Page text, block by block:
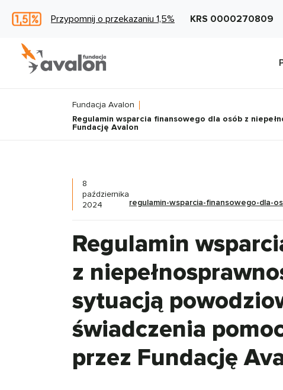
Przypomnij o przekazaniu 1,5% KRS 0000270809
Fundacja Avalon
Regulamin wsparcia finansowego dla osób z
Fundację Avalon
8
października
2024
regulamin-wsparcia-finansowego-dla-
Regulamin
z
sytuacją
świadczenia
przez Fundację